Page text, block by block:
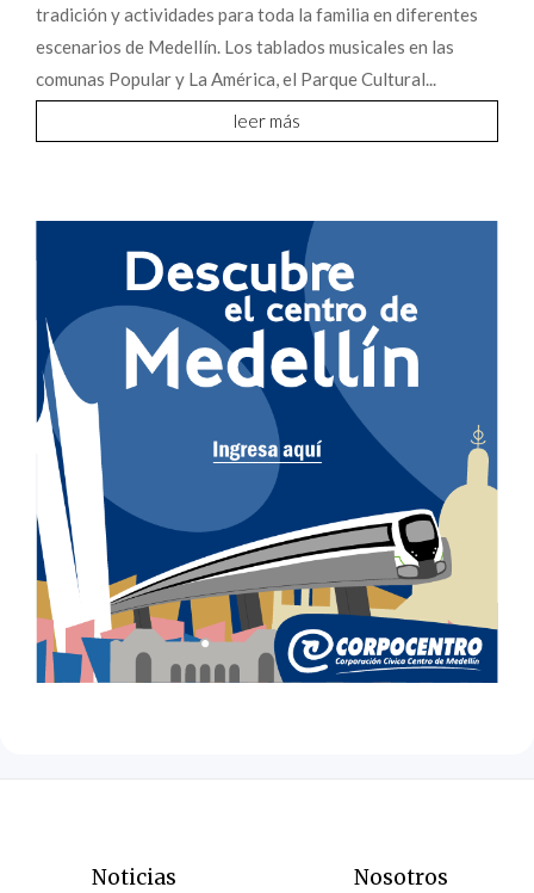
tradición y actividades para toda la familia en diferentes
escenarios de Medellín. Los tablados musicales en las
comunas Popular y La América, el Parque Cultural...
leer más
Noticias Nosotros